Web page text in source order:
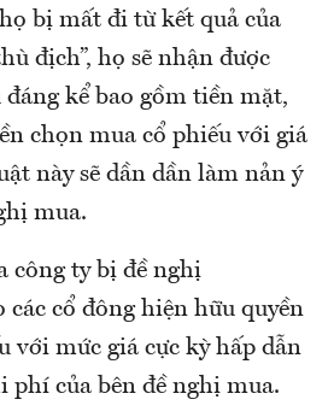
bị mất đi từ kết quả của
địch”, họ sẽ nhận được
kể bao gồm tiền mặt,
chọn mua cổ phiếu với giá
này sẽ dần dần làm nản ý
mua.
công ty bị đề nghị
cổ đông hiện hữu quyền
với mức giá cực kỳ hấp dẫn
phí của bên đề nghị mua.